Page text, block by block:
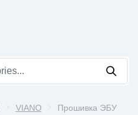
VIANO
Прошивка ЭБУ